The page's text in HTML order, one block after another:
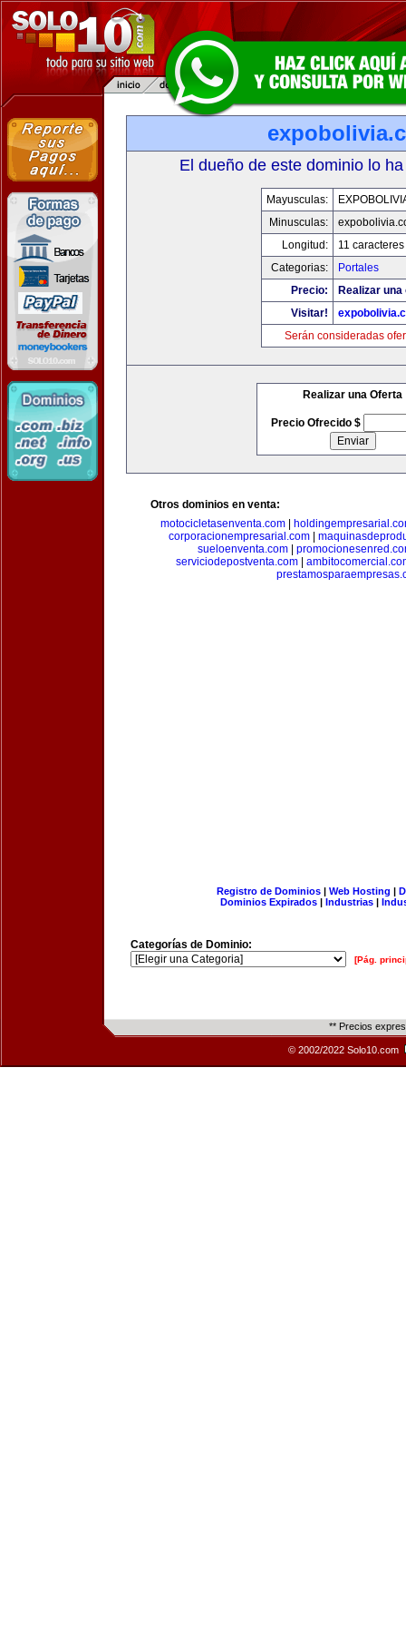
El dueño de este dominio lo
Mayusculas:
Minusculas:
Longitud:
11 caracteres
Categorias:
Portales
Precio:
Realizar
Visitar!
Serán consideradas
Realizar una Oferta
Precio Ofrecido $
Otros dominios en venta:
motocicletasenventa.com
corporacionempresarial.com
sueloenventa.com
serviciodepostventa.com
Registro de Dominios| Web Hosting |
Dominios Expirados | Industrias |
Categorías de Dominio:
[Pág.
** Precios
© 2002/2022 Solo10.com